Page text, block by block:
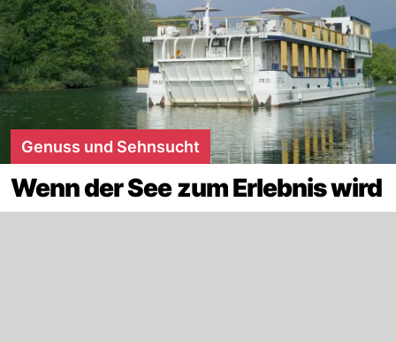
Genuss und Sehnsucht
Wenn der See zum Erlebnis wird